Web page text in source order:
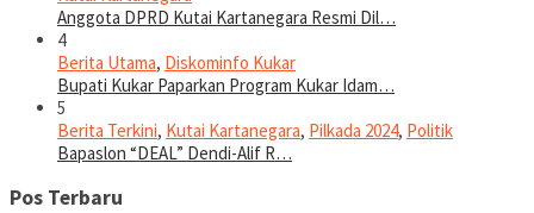
Anggota DPRD Kutai Kartanegara Resmi Dil…
4
Berita Utama, Diskominfo Kukar
Bupati Kukar Paparkan Program Kukar Idam…
5
Berita Terkini, Kutai Kartanegara, Pilkada 2024, Politik
Bapaslon “DEAL” Dendi-Alif R…
Pos Terbaru